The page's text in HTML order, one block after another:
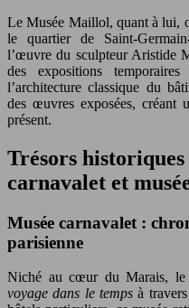
Le Musée Maillol, quant à lui,
le quartier de Saint-
l’œuvre du sculpteur Aristide
des expositions
l’architecture classique du
des œuvres exposées, créant
présent.
Trésors historiques
carnavalet et
Musée carnavalet :
parisienne
Niché au cœur du Marais, le
voyage dans le tempsà